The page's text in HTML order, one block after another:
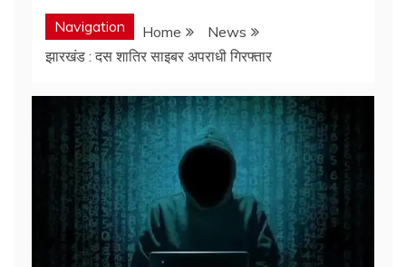
Navigation Home
News
झारखंड : दस शातिर साइबर अपराधी गिरफ्तार